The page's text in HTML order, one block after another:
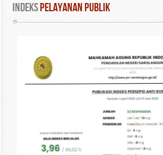
INDEKS PELAYANAN PUBLIK